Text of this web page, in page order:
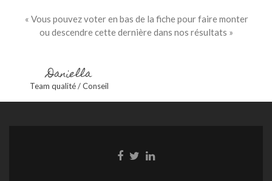
« Vous pouvez voter en bas de la fiche pour faire monter
ou descendre cette dernière dans nos résultats »
Daniella
Team qualité / Conseil